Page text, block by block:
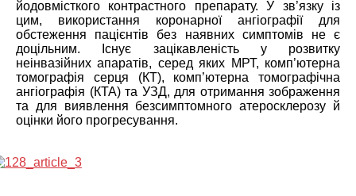
йодовмісткого контрастного препарату. У зв’язку із
цим, використання коронарної ангіографії для
обстеження пацієнтів без наявних симптомів не є
доцільним. Існує зацікавленість у розвитку
неінвазійних апаратів, серед яких МРТ, комп’ютерна
томографія серця (КТ), комп’ютерна томографічна
ангіографія (КТА) та УЗД, для отримання зображення
та для виявлення безсимптомного атеросклерозу й
оцінки його прогресування.